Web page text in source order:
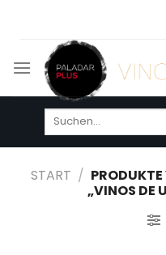
content
Suchen
START /
„VINOS DE